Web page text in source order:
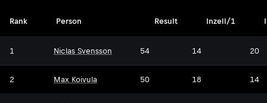
Rank Person Result Inzell/1
1 Niclas Svensson 54 14 20
2 Max Koivula 50 18 14